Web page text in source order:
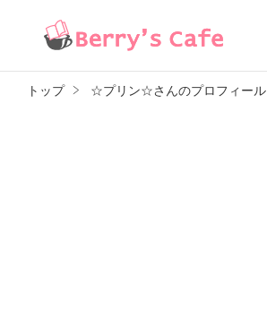
トップ ☆プリン☆さんのプロフィール